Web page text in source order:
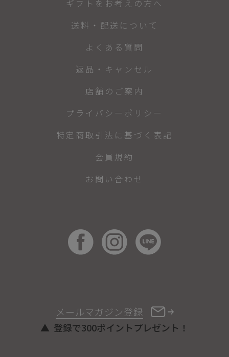
メールマガジン登録
登録で300ポイントプレゼント！
ギフトをお考えの方へ
送料・配送について
よくある質問
返品・キャンセル
店舗のご案内
プライバシーポリシー
特定商取引法に基づく表記
会員規約
お問い合わせ